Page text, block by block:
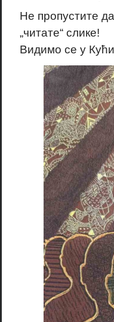
Не пропустите
„читате“ слике!
Видимо се у